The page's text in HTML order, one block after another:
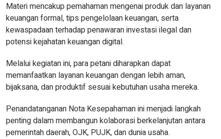
Materi mencakup pemahaman mengenai produk dan layanan
keuangan formal, tips pengelolaan keuangan, serta
kewaspadaan terhadap penawaran investasi ilegal dan
potensi kejahatan keuangan digital.
Melalui kegiatan ini, para petani diharapkan dapat
memanfaatkan layanan keuangan dengan lebih aman,
bijaksana, dan produktif sesuai kebutuhan usaha mereka.
Penandatanganan Nota Kesepahaman ini menjadi langkah
penting dalam membangun kolaborasi berkelanjutan antara
pemerintah daerah, OJK, PUJK, dan dunia usaha.